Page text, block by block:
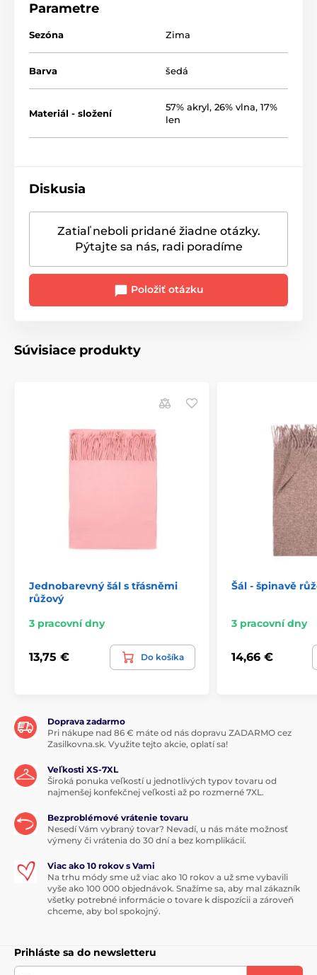
Parametre
Sezóna Zima
Barva šedá
Materiál - složení
57% akryl, 26% vlna, 17%
len
Diskusia
Zatiaľ neboli pridané žiadne otázky.
Pýtajte sa nás, radi poradíme
Položiť otázku
Súvisiace produkty
Jednobarevný šál s třásněmi
růžový
3 pracovní dny
13,75 € Do košíka
Šál - špinavě
3 pracovní dny
14,66 €
Doprava zadarmo
Pri nákupe nad 86 € máte od nás dopravu ZADARMO cez
Zasilkovna.sk. Využite tejto akcie, oplatí sa!
Veľkosti XS-7XL
Široká ponuka veľkostí u jednotlivých typov tovaru od
najmenšej konfekčnej veľkosti až po rozmerné 7XL.
Bezproblémové vrátenie tovaru
Nesedí Vám vybraný tovar? Nevadí, u nás máte možnosť
výmeny či vrátenia do 30 dní a bez komplikácií.
Viac ako 10 rokov s Vami
Na trhu módy sme už viac ako 10 rokov a už sme vybavili
vyše ako 100 000 objednávok. Snažíme sa, aby mal zákazník
všetky potrebné informácie o tovare k dispozícii a zároveň
chceme, aby bol spokojný.
Prihláste sa do newsletteru